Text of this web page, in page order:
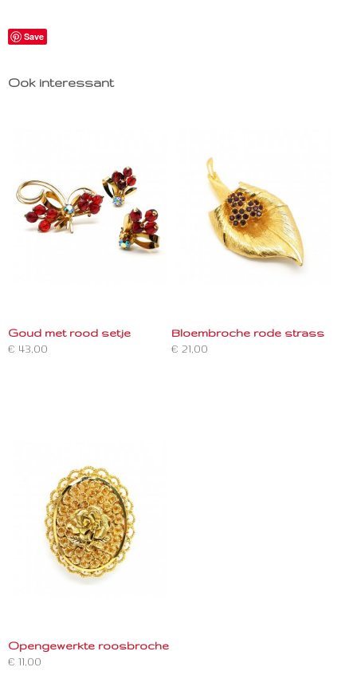
Save
Ook interessant
Goud met rood setje
€ 43,00
Bloembroche rode strass
€ 21,00
Opengewerkte roosbroche
€ 11,00